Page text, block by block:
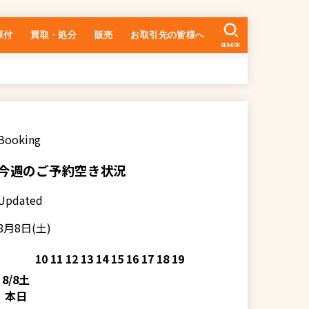
付 買取・処分 販売 お取引先の皆様へ
SEARCH